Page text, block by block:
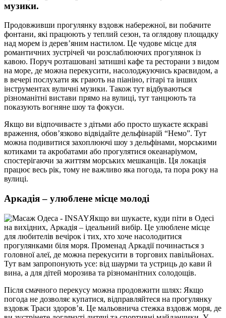
музики.
Продовживши прогулянку вздовж набережної, ви побачите
фонтани, які працюють у теплий сезон, та оглядову площадку
над морем із дерев’яним настилом. Це чудове місце для
романтичних зустрічей чи розслаблюючих прогулянок із
кавою. Поруч розташовані затишні кафе та ресторани з видом
на море, де можна перекусити, насолоджуючись краєвидом, а
в вечері послухати як грають на піаніно, гітарі та інших
інструментах вуличні музики. Також тут відбуваються
різноманітні вистави прямо на вулиці, тут танцюють та
показують вогняне шоу та фокуси.
Якщо ви відпочиваєте з дітьми або просто шукаєте яскраві
враження, обов’язково відвідайте дельфінарій “Немо”. Тут
можна подивитися захоплюючі шоу з дельфінами, морськими
котиками та акробатами або прогулятися океанаріумом,
спостерігаючи за життям морських мешканців. Ця локація
працює весь рік, тому не важливо яка погода, та пора року на
вулиці.
Аркадія – улюблене місце молоді
Якщо ви шукаєте, куди піти в Одесі
на вихідних, Аркадія – ідеальний вибір. Це улюблене місце
для любителів вечірок і тих, хто хоче насолодитися
прогулянками біля моря. Променад Аркадії починається з
головної алеї, де можна перекусити в торгових павільйонах.
Тут вам запропонують усе: від шаурми та устриць до кави й
вина, а для дітей морозива та різноманітних солодощів.
Після смачного перекусу можна продовжити шлях: Якщо
погода не дозволяє купатися, відправляйтеся на прогулянку
вздовж Траси здоров’я. Це мальовнича стежка вздовж моря, де